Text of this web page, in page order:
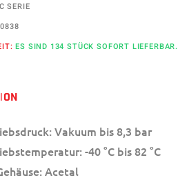
SERIE
ES SIND 134 STÜCK SOFORT LIEFERBAR.
Vakuum bis 8,3 bar
-40 °C bis 82 °C
Acetal